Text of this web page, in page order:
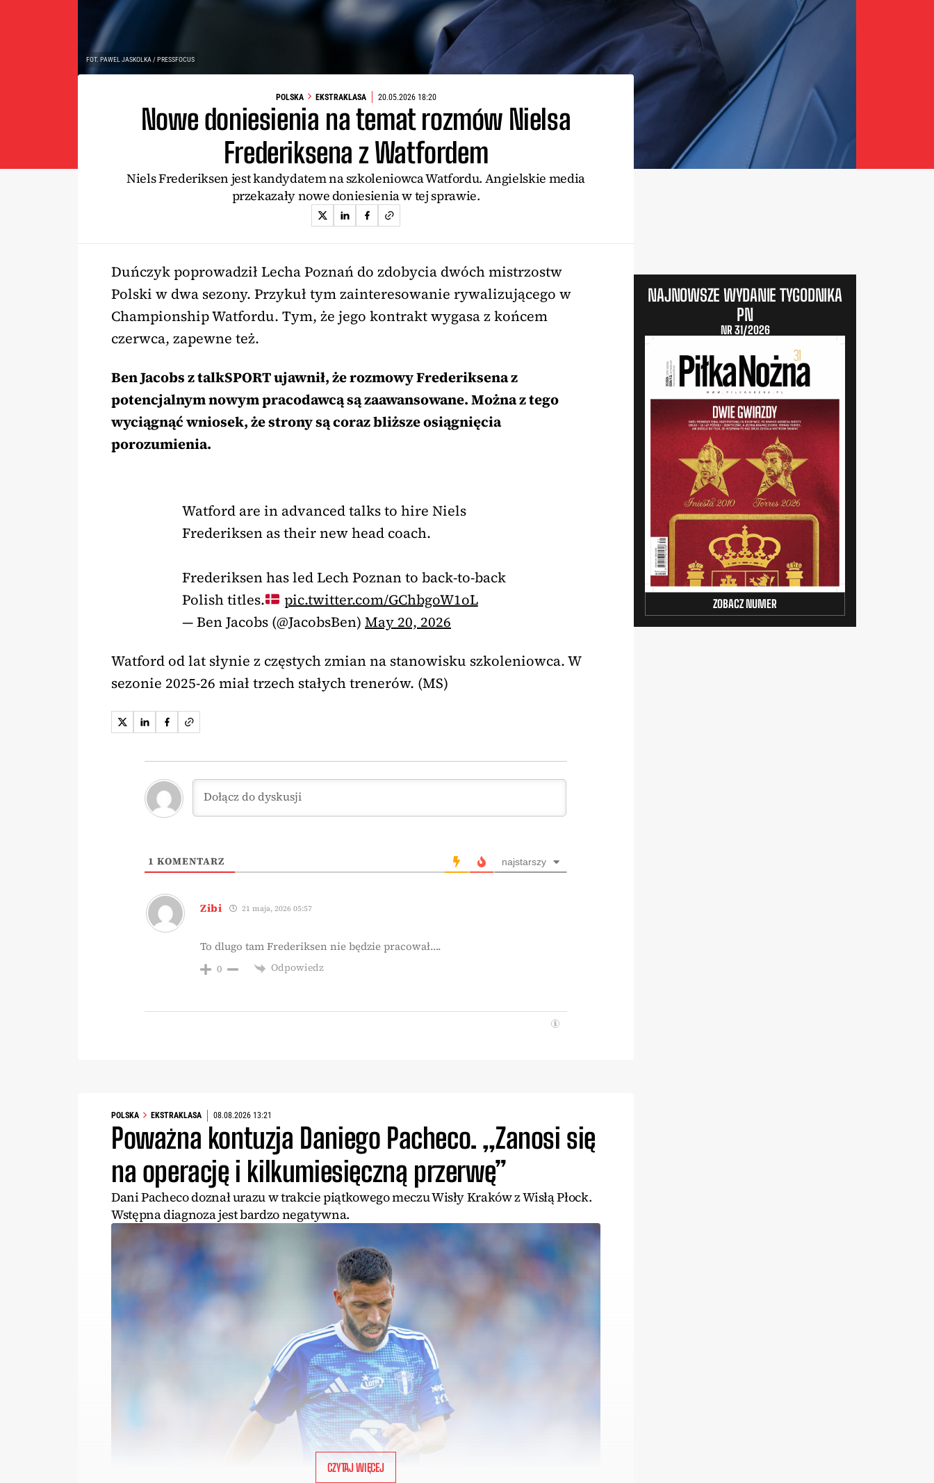
FOT. PAWEL JASKOLKA / PRESSFOCUS
POLSKA EKSTRAKLASA 20.05.2026 18:20
Nowe doniesienia na temat rozmów Nielsa
Frederiksena z Watfordem
Niels Frederiksen jest kandydatem na szkoleniowca Watfordu. Angielskie media
przekazały nowe doniesienia w tej sprawie.
Duńczyk poprowadził Lecha Poznań do zdobycia dwóch mistrzostw
Polski w dwa sezony. Przykuł tym zainteresowanie rywalizującego w
Championship Watfordu. Tym, że jego kontrakt wygasa z końcem
czerwca, zapewne też.
Ben Jacobs z talkSPORT ujawnił, że rozmowy Frederiksena z
potencjalnym nowym pracodawcą są zaawansowane. Można z tego
wyciągnąć wniosek, że strony są coraz bliższe osiągnięcia
porozumienia.
Watford are in advanced talks to hire Niels
Frederiksen as their new head coach.
Frederiksen has led Lech Poznan to back-to-back
Polish titles.
pic.twitter.com/GChbgoW1oL
— Ben Jacobs (@JacobsBen) May 20, 2026
Watford od lat słynie z częstych zmian na stanowisku szkoleniowca. W
sezonie 2025-26 miał trzech stałych trenerów. (MS)
1 KOMENTARZ najstarszy
Zibi 21 maja, 2026 05:57
To dlugo tam Frederiksen nie będzie pracował….
0 Odpowiedz
NAJNOWSZE WYDANIE TYGODNIKA
PN
NR 31/2026
ZOBACZ NUMER
POLSKA EKSTRAKLASA 08.08.2026 13:21
Poważna kontuzja Daniego Pacheco. „Zanosi się
na operację i kilkumiesięczną przerwę”
Dani Pacheco doznał urazu w trakcie piątkowego meczu Wisły Kraków z Wisłą Płock.
Wstępna diagnoza jest bardzo negatywna.
CZYTAJ WIĘCEJ